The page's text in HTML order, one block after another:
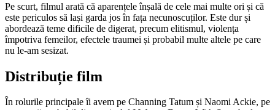
Pe scurt, filmul arată că aparențele înșală de cele mai multe ori și că
este periculos să lași garda jos în fața necunoscuților. Este dur și
abordează teme dificile de digerat, precum elitismul, violența
împotriva femeilor, efectele traumei și probabil multe altele pe care
nu le-am sesizat.
Distribuție film
În rolurile principale îi avem pe Channing Tatum și Naomi Ackie, pe